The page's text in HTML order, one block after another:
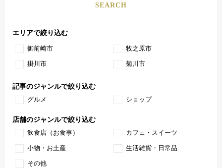
SEARCH
エリアで絞り込む
御前崎市 牧之原市
掛川市 菊川市
記事のジャンルで絞り込む
グルメ ショップ
店舗のジャンルで絞り込む
飲食店（お食事） カフェ・スイーツ
小物・お土産 生活雑貨・日常品
その他